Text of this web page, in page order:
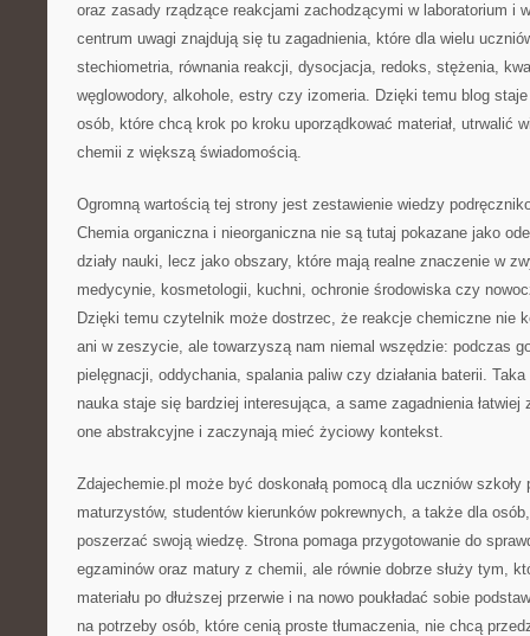
oraz zasady rządzące reakcjami zachodzącymi w laboratorium i
centrum uwagi znajdują się tu zagadnienia, które dla wielu
stechiometria, równania reakcji, dysocjacja, redoks, stężenia,
węglowodory, alkohole, estry czy izomeria. Dzięki temu blog
osób, które chcą krok po kroku uporządkować materiał, utrwalić
chemii z większą świadomością.
Ogromną wartością tej strony jest zestawienie wiedzy
Chemia organiczna i nieorganiczna nie są tutaj pokazane jako
działy nauki, lecz jako obszary, które mają realne znaczenie w
medycynie, kosmetologii, kuchni, ochronie środowiska czy
Dzięki temu czytelnik może dostrzec, że reakcje chemiczne nie
ani w zeszycie, ale towarzyszą nam niemal wszędzie: podczas
pielęgnacji, oddychania, spalania paliw czy działania baterii.
nauka staje się bardziej interesująca, a same zagadnienia
one abstrakcyjne i zaczynają mieć życiowy kontekst.
Zdajechemie.pl może być doskonałą pomocą dla uczniów szkoły
maturzystów, studentów kierunków pokrewnych, a także dla
poszerzać swoją wiedzę. Strona pomaga przygotowanie do
egzaminów oraz matury z chemii, ale równie dobrze służy tym,
materiału po dłuższej przerwie i na nowo poukładać sobie
na potrzeby osób, które cenią proste tłumaczenia, nie chcą